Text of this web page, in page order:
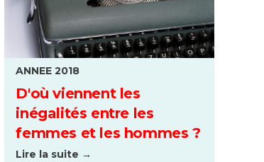
ANNEE 2018
D'où viennent les
inégalités entre les
femmes et les hommes ?
Lire la suite →